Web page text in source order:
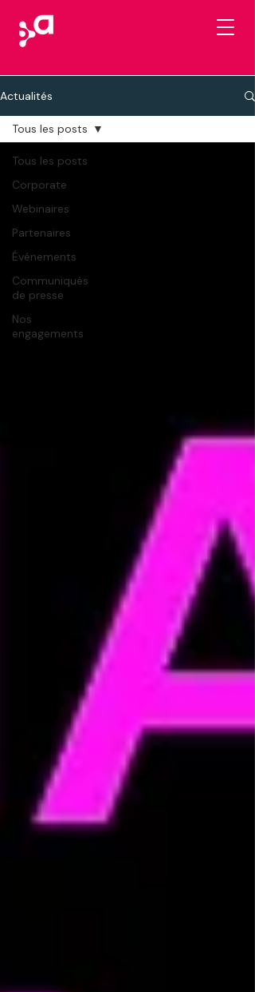
Actualités
Tous les posts
Corporate
Webinaires
Partenaires
Événements
Communiqués
de presse
Nos
engagements
Tous les posts